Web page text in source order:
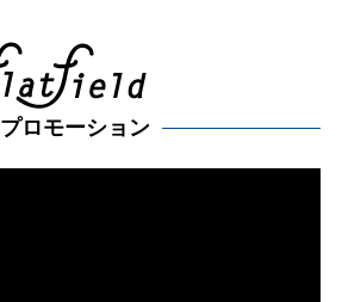
プロモーション